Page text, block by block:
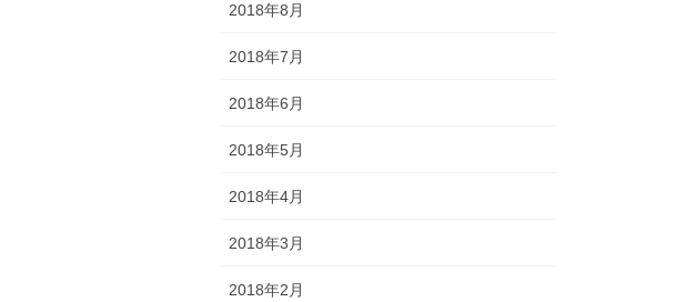
2018年8月
2018年7月
2018年6月
2018年5月
2018年4月
2018年3月
2018年2月